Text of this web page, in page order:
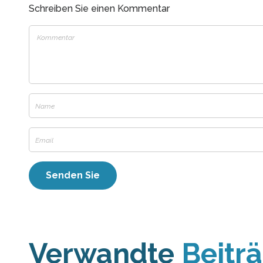
Schreiben Sie einen Kommentar
Verwandte